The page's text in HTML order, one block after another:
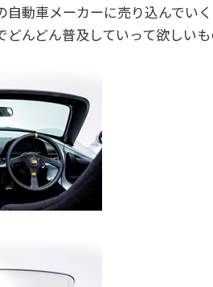
動車メーカーに売り込んでいく
んどん普及していって欲しいも